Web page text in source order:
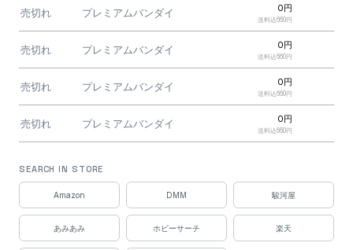
売切れ プレミアムバンダイ 0円
送料込660円
売切れ プレミアムバンダイ 0円
送料込660円
売切れ プレミアムバンダイ 0円
送料込660円
売切れ プレミアムバンダイ 0円
送料込660円
プレミアムバンダイ 0円
売切れ
ガンダムベースオンライ
ン
0円
送料込660円
SEARCH IN STORE
Amazon DMM 駿河屋
あみあみ ホビーサーチ 楽天